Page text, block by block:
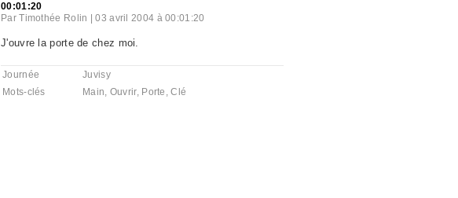
00:01:20
ParTimothée Rolin |03 avril 2004 à 00:01:20
J'ouvre la porte de chez moi.
Journée
Juvisy
Mots-clés
Main, Ouvrir, Porte ,Clé